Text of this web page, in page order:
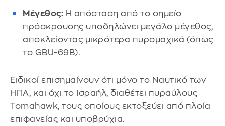
Μέγεθος: Η απόσταση από το σημείο
πρόσκρουσης υποδηλώνει μεγάλο μέγεθος,
αποκλείοντας μικρότερα πυρομαχικά (όπως
το GBU-69B).
Ειδικοί επισημαίνουν ότι μόνο το Ναυτικό των
ΗΠΑ, και όχι το Ισραήλ, διαθέτει πυραύλους
Tomahawk, τους οποίους εκτοξεύει από πλοία
επιφανείας και υποβρύχια.